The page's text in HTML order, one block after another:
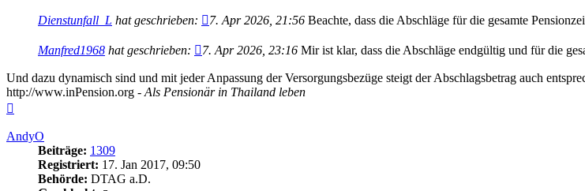
Dienstunfall_L hat geschrieben: 7. Apr 2026, 21:56 Beachte, dass die Abschläge für die gesamte
Manfred1968 hat geschrieben: 7. Apr 2026, 23:16 Mir ist klar, dass die Abschläge endgültig und für die
Und dazu dynamisch sind und mit jeder Anpassung der Versorgungsbezüge steigt der Abschlagsbetrag auch
http://www.inPension.org - Als Pensionär in Thailand leben
AndyO
Beiträge: 1309
Registriert: 17. Jan 2017, 09:50
Behörde: DTAG a.D.